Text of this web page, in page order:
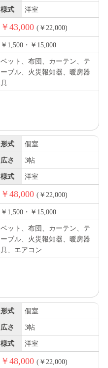
様式 洋室
￥43,000 (￥22,000)
￥1,500・￥15,000
ベット、布団、カーテン、テ
ーブル、火災報知器、暖房器
具
形式 個室
広さ 3帖
様式 洋室
￥48,000 (￥22,000)
￥1,500・￥15,000
ベット、布団、カーテン、テ
ーブル、火災報知器、暖房器
具、エアコン
形式 個室
広さ 3帖
様式 洋室
￥48,000 (￥22,000)